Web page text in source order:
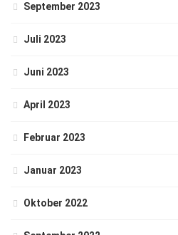
September 2023
Juli 2023
Juni 2023
April 2023
Februar 2023
Januar 2023
Oktober 2022